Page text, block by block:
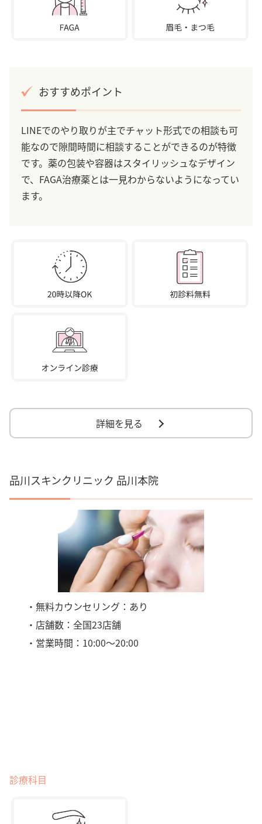
おすすめポイント
LINEでのやり取りが主でチャット形式での相談も可
能なので隙間時間に相談することができるのが特徴
です。薬の包装や容器はスタイリッシュなデザイン
で、FAGA治療薬とは一見わからないようになってい
ます。
詳細を見る
品川スキンクリニック 品川本院
・無料カウンセリング：あり
・店舗数：全国23店舗
・営業時間：10:00～20:00
診療科目